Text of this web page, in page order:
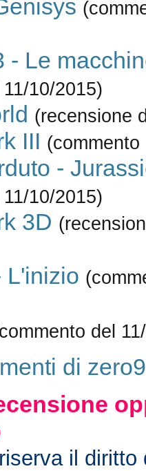
- Le
10/2015)
(recensione
III (commento
-
10/2015)
3D
L'inizio
del
di
il diritto